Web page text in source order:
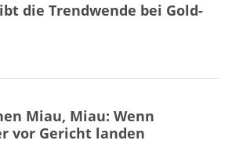
die Trendwende bei Gold-
Miau, Miau: Wenn
vor Gericht landen